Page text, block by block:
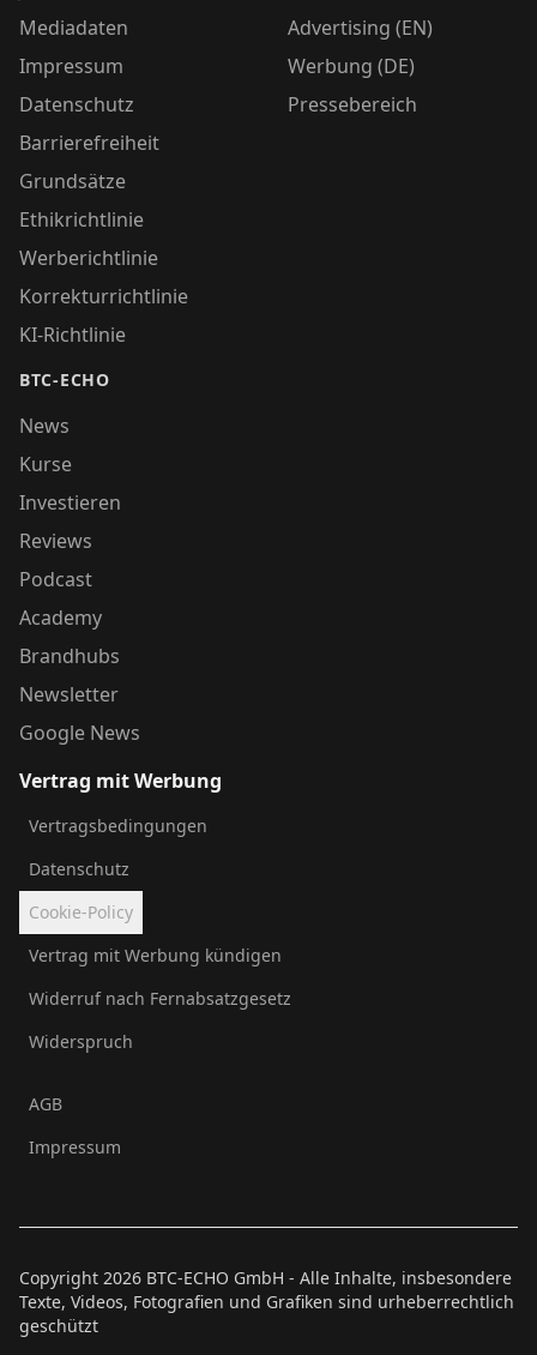
Mediadaten
Impressum
Datenschutz
Barrierefreiheit
Grundsätze
Ethikrichtlinie
Werberichtlinie
Korrekturrichtlinie
KI-Richtlinie
BTC-ECHO
News
Kurse
Investieren
Reviews
Podcast
Academy
Brandhubs
Newsletter
Google News
Advertising (EN)
Werbung (DE)
Pressebereich
Vertrag mit Werbung
Vertragsbedingungen
Datenschutz
Cookie-Policy
Vertrag mit Werbung kündigen
Widerruf nach Fernabsatzgesetz
Widerspruch
AGB
Impressum
Copyright 2026 BTC-ECHO GmbH - Alle Inhalte, insbesondere
Texte, Videos, Fotografien und Grafiken sind urheberrechtlich
geschützt